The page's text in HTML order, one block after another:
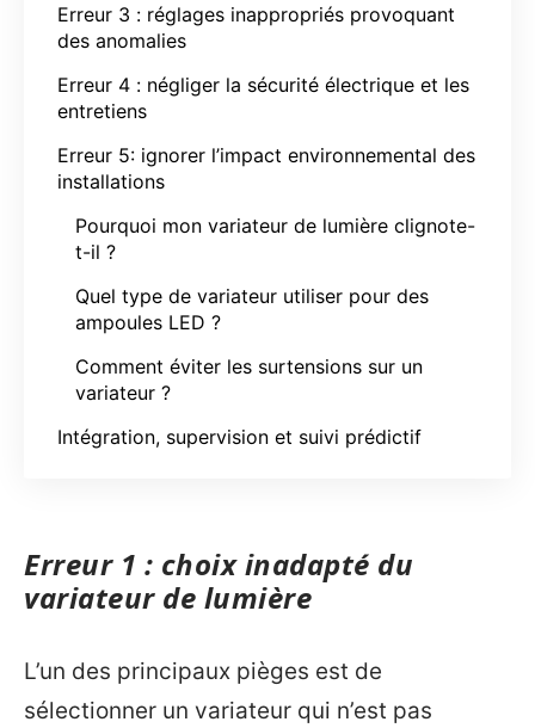
Erreur 3 : réglages inappropriés provoquant
des anomalies
Erreur 4 : négliger la sécurité électrique et les
entretiens
Erreur 5: ignorer l’impact environnemental des
installations
Pourquoi mon variateur de lumière clignote-
t-il ?
Quel type de variateur utiliser pour des
ampoules LED ?
Comment éviter les surtensions sur un
variateur ?
Intégration, supervision et suivi prédictif
Erreur 1 : choix inadapté du
variateur de lumière
L’un des principaux pièges est de
sélectionner un variateur qui n’est pas